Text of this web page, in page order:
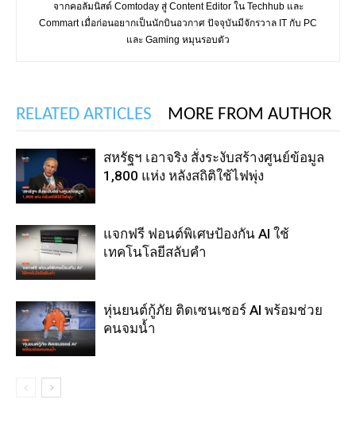
จากคอลัมนิสต์ Comtoday สู่ Content Editor ใน Techhub และ
Commart เมื่อก่อนอยากเป็นนักบินอวกาศ ปัจจุบันมีจักรวาล IT กับ PC
และ Gaming หมุนรอบตัว
RELATED ARTICLES MORE FROM AUTHOR
สหรัฐฯ เอาจริง สั่งระงับสร้างศูนย์ข้อมูล
1,800 แห่ง หลังสถิติใช้ไฟพุ่ง
แจกฟรี ฟอนต์พิเศษป้องกัน AI ใช้
เทคโนโลยีสลับคำ
หุ่นยนต์กู้ภัย ติดเซนเซอร์ AI พร้อมช่วย
คนจมน้ำ